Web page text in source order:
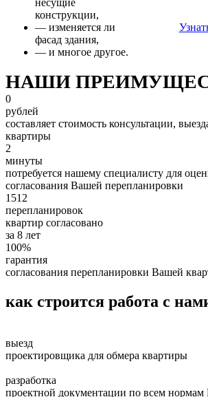
конструкции,
— изменяется ли
фасад здания,
— и многое другое.
НАШИ
0
рублей
составляет стоимость консультации,
квартиры
2
минуты
потребуется нашему специалисту для
согласования Вашей перепланировки
1512
перепланировок
квартир согласовано
за 8 лет
100%
гарантия
согласования перепланировки Вашей
как строится работа с
выезд
проектировщика для обмера квартиры
разработка
проектной документации по всем нормам